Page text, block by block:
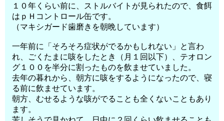
１０年くらい前に、ストルバイトが見られたので、食餌
はｐＨコントロール缶です。
（マキシガード歯磨きを朝晩しています）
一年前に「そろそろ症状がでるかもしれない」と言わ
れ、ごくたまに咳をしたとき（月１回以下）、テオロン
グ１００を半分に割ったものを飲ませていました。
去年の暮れから、朝方に咳をするようになったので、寝
る前に飲ませています。
朝方、むせるような咳がでることも全くないこともあり
ます。